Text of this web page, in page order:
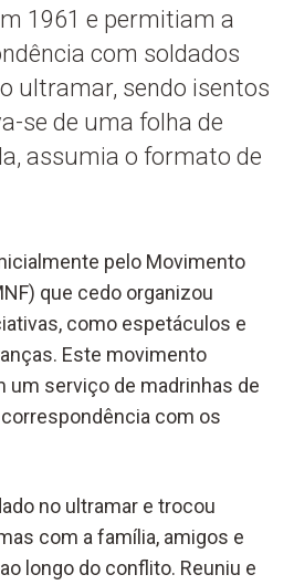
1961 e permitiam a
com soldados
ultramar, sendo isentos
se de uma folha de
assumia o formato de
pelo Movimento
que cedo organizou
como espetáculos e
Este movimento
um serviço de madrinhas de
com os
no ultramar e trocou
com a família, amigos e
longo do conflito. Reuniu e